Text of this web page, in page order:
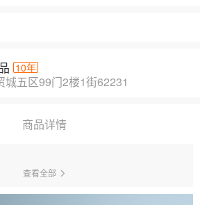
10年
城五区99门2楼1街62231
商品详情
查看全部